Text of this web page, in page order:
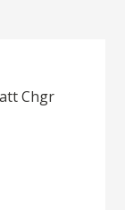
Chgr